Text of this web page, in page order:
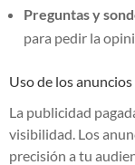
Preguntas y
para pedir la
Uso de los
La publicidad
visibilidad. Los
precisión a tu